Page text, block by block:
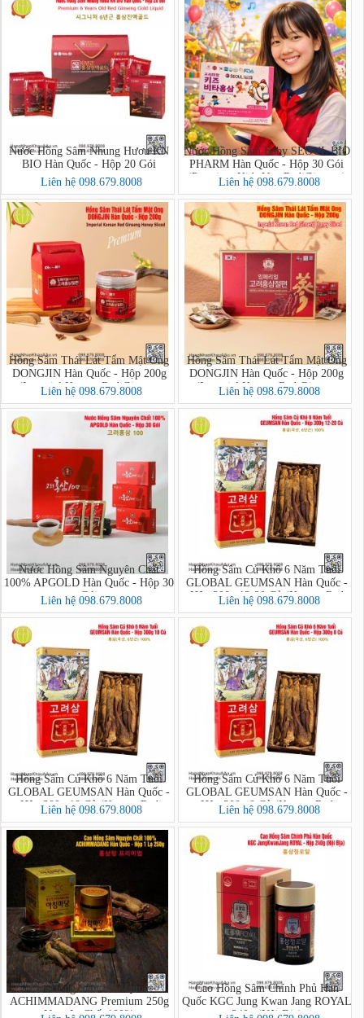
Nước Hồng Sâm Nhung Hươu KN
BIO Hàn Quốc - Hộp 20 Gói
Liên hệ 098.679.8008
Nước Hồng Sâm Baby SEOUL BIO
PHARM Hàn Quốc - Hộp 30 Gói
(Premium Kids Vita Red Ginseng)
Liên hệ 098.679.8008
Hồng Sâm Thái Lát Tẩm Mật Ong
DONGJIN Hàn Quốc - Hộp 200g
(Imperial Korean Red Ginseng
Honey Sliced PREMIUM)
Liên hệ 098.679.8008
Hồng Sâm Thái Lát Tẩm Mật Ong
DONGJIN Hàn Quốc - Hộp 200g
(Imperial Korean Red Ginseng
Honey Sliced)
Liên hệ 098.679.8008
Nước Hồng Sâm Nguyên Chất
100% APGOLD Hàn Quốc - Hộp 30
Gói
Liên hệ 098.679.8008
Hồng Sâm Củ Khô 6 Năm Tuổi
GLOBAL GEUMSAN Hàn Quốc -
Hộp 300g 12-20 Củ (Korean Red
Ginseng)
Liên hệ 098.679.8008
Hồng Sâm Củ Khô 6 Năm Tuổi
GLOBAL GEUMSAN Hàn Quốc -
Hộp 300g 10 Củ (Korean Red
Ginseng)
Liên hệ 098.679.8008
Hồng Sâm Củ Khô 6 Năm Tuổi
GLOBAL GEUMSAN Hàn Quốc -
Hộp 300g 8 Củ (Korean Red
Ginseng)
Liên hệ 098.679.8008
Cao Hồng Sâm Hàn Quốc
ACHIMMADANG Premium 250g
Nguyên Chất 100%
Cao Hồng Sâm Chính Phủ Hàn
Quốc KGC Jung Kwan Jang ROYAL
240g (Nội Địa)